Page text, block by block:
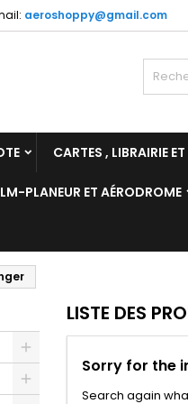
aeroshoppy@gmail.com
CARTES , LIBRAIRIE
PLANEUR ET AÉRODROME
LISTE DES
Sorry for the
Search again
My
Create
Créer
Vous